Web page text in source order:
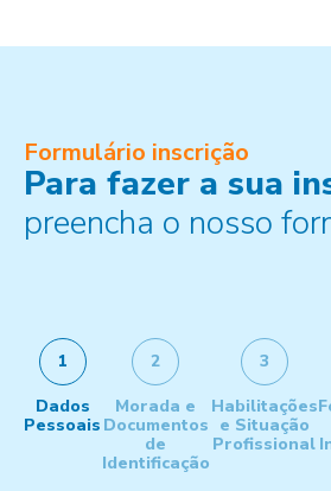
Formulário inscrição
Para fazer a sua
preencha o nosso
1
Dados
Pessoais
2
Morada e
Documentos
de
Identificação
3
Habilitações
e Situação
Profissional